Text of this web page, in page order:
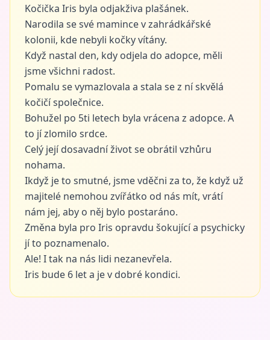
Kočička Iris byla odjakživa plašánek.
Narodila se své mamince v zahrádkářské
kolonii, kde nebyli kočky vítány.
Když nastal den, kdy odjela do adopce, měli
jsme všichni radost.
Pomalu se vymazlovala a stala se z ní skvělá
kočičí společnice.
Bohužel po 5ti letech byla vrácena z adopce. A
to jí zlomilo srdce.
Celý její dosavadní život se obrátil vzhůru
nohama.
Ikdyž je to smutné, jsme vděčni za to, že když už
majitelé nemohou zvířátko od nás mít, vrátí
nám jej, aby o něj bylo postaráno.
Změna byla pro Iris opravdu šokující a psychicky
jí to poznamenalo.
Ale! I tak na nás lidi nezanevřela.
Iris bude 6 let a je v dobré kondici.